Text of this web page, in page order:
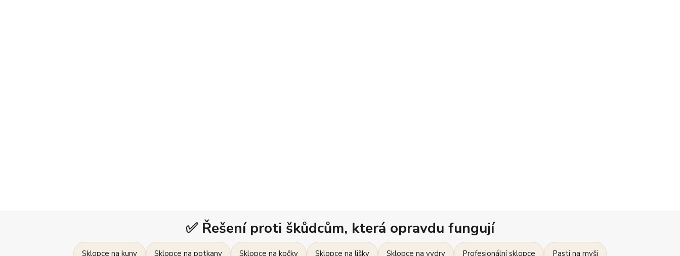
✅ Řešení proti škůdcům, která opravdu fungují
Sklopce na kuny Sklopce na potkany Sklopce na kočky Sklopce na lišky Sklopce na vydry Profesionální sklopce Pasti na myši